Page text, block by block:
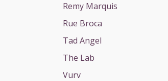
Remy Marquis
Rue Broca
Tad Angel
The Lab
Vurv